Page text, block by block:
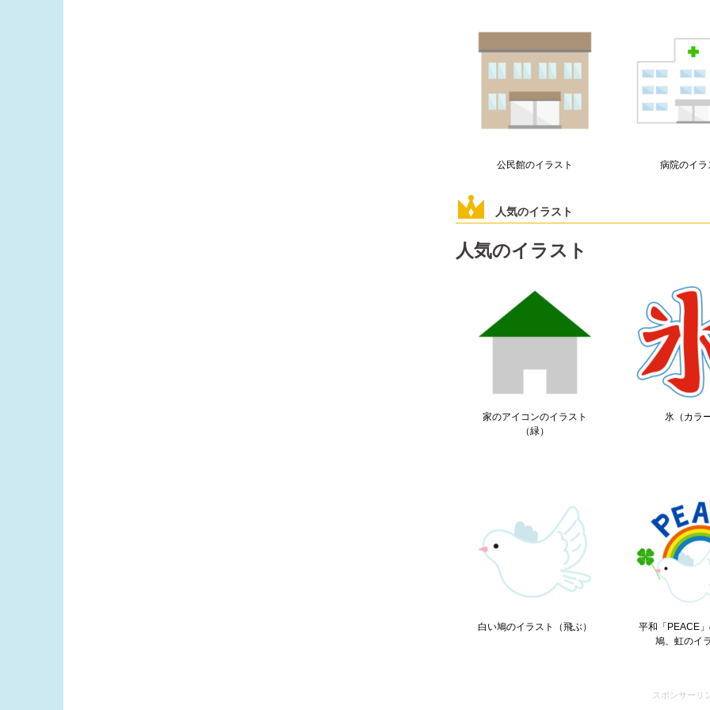
公民館のイラスト 病院のイラ
人気のイラスト
人気のイラスト
家のアイコンのイラスト
（緑）
氷（カラ
白い鳩のイラスト（飛ぶ）
平和「PEACE
鳩、虹のイ
スポンサーリ